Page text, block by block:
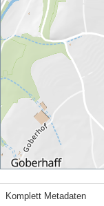
Komplett Metadaten